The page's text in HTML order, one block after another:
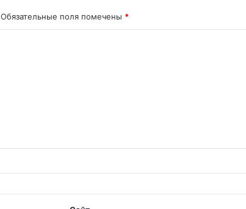
Диета при гипотиреозе:
здоровому и
Раздельное питание: путь к
Обязательные поля помечены *